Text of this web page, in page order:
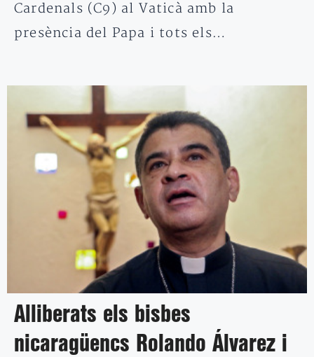
Cardenals (C9) al Vaticà amb la
presència del Papa i tots els…
Alliberats els bisbes
nicaragüencs Rolando Álvarez i